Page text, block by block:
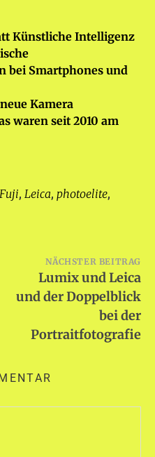
Künstliche Intelligenz
bei Smartphones und
Kamera
waren seit 2010 am
Fuji, Leica, photoelite,
NÄCHSTER BEITRAG
Lumix und Leica
und der Doppelblick
bei der
Portraitfotografie